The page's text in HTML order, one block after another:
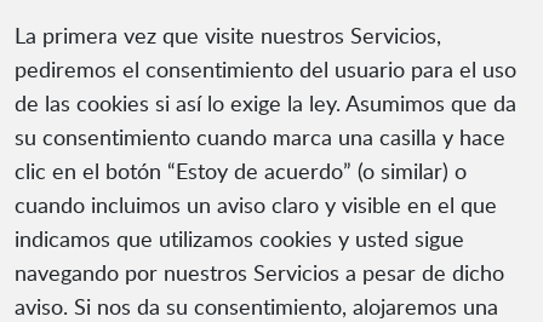
La primera vez que visite nuestros Servicios,
pediremos el consentimiento del usuario para el uso
de las cookies si así lo exige la ley. Asumimos que da
su consentimiento cuando marca una casilla y hace
clic en el botón “Estoy de acuerdo” (o similar) o
cuando incluimos un aviso claro y visible en el que
indicamos que utilizamos cookies y usted sigue
navegando por nuestros Servicios a pesar de dicho
aviso. Si nos da su consentimiento, alojaremos una